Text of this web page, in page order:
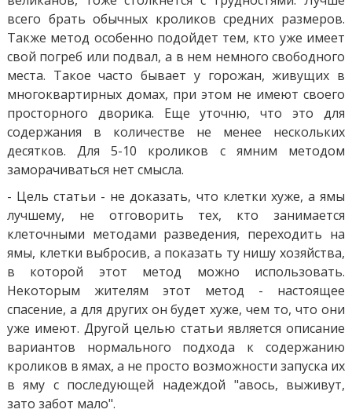
всего брать обычных кроликов средних размеров.
Также метод особенно подойдет тем, кто уже имеет
свой погреб или подвал, а в нем немного свободного
места. Такое часто бывает у горожан, живущих в
многоквартирных домах, при этом не имеют своего
просторного дворика. Еще уточню, что это для
содержания в количестве не менее нескольких
десятков. Для 5-10 кроликов с ямним методом
заморачиваться нет смысла.
- Цель статьи - не доказать, что клетки хуже, а ямы
лучшему, не отговорить тех, кто занимается
клеточными методами разведения, переходить на
ямы, клетки выбросив, а показать ту нишу хозяйства,
в которой этот метод можно использовать.
Некоторым жителям этот метод - настоящее
спасение, а для других он будет хуже, чем то, что они
уже имеют. Другой целью статьи является описание
вариантов нормального подхода к содержанию
кроликов в ямах, а не просто возможности запуска их
в яму с последующей надеждой "авось, выживут,
зато забот мало".